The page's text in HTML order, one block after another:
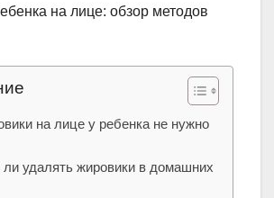
на лице у ребенка не нужно
ли удалять жировики в домашних